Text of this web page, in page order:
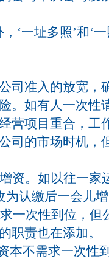
一址多照’和‘一
准入的放宽，
。如有人一次性
营项目重合，工
司的市场时机，
。如以往一家
为认缴后一会儿
一次性到位，但
职责也在添加。
不需求一次性